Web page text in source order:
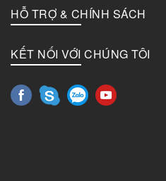
HỖ TRỢ & CHÍNH SÁCH
KẾT NỐI VỚI CHÚNG TÔI